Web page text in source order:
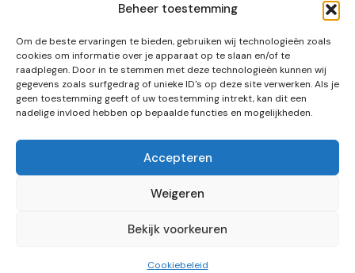
Beheer toestemming
Om de beste ervaringen te bieden, gebruiken wij technologieën zoals
cookies om informatie over je apparaat op te slaan en/of te
raadplegen. Door in te stemmen met deze technologieën kunnen wij
gegevens zoals surfgedrag of unieke ID's op deze site verwerken. Als je
geen toestemming geeft of uw toestemming intrekt, kan dit een
nadelige invloed hebben op bepaalde functies en mogelijkheden.
Accepteren
Weigeren
Bekijk voorkeuren
Cookiebeleid
Samenwerken
SOCIAL
Instagram
RSS